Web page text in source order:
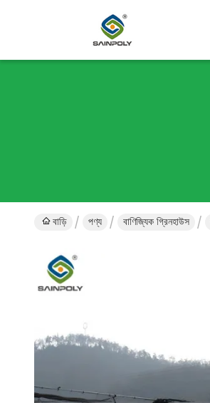
বাড়ি পণ্য বাণিজ্যিক গ্রিনহাউস